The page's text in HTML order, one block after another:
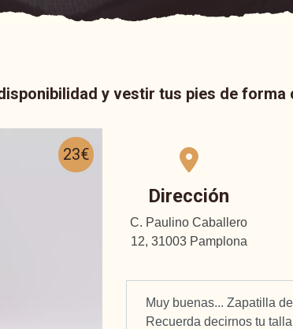
y vestir tus pies de forma
23€
Dirección
C. Paulino Caballero
12, 31003 Pamplona